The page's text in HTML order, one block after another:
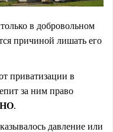
в добровольном
причиной лишать его
приватизации в
за ним право
.
давление или